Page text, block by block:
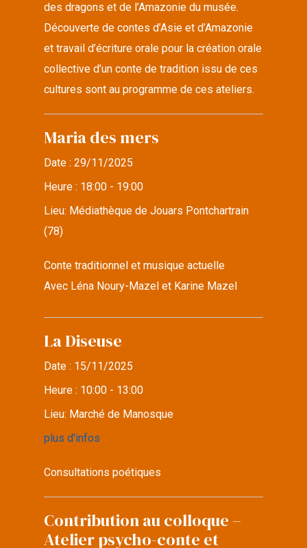
des dragons et de l’Amazonie du musée.
Découverte de contes d’Asie et d’Amazonie
et travail d’écriture orale pour la création orale
collective d’un conte de tradition issu de ces
cultures sont au programme de ces ateliers.
Maria des mers
Date :29/11/2025
Heure : 18:00 - 19:00
Lieu: Médiathèque de Jouars Pontchartrain
(78)
Conte traditionnel et musique actuelle
Avec Léna Noury-Mazel et Karine Mazel
La Diseuse
Date : 15/11/2025
Heure : 10:00 - 13:00
Lieu: Marché de Manosque
plus d'infos
Consultations poétiques
Contribution au colloque –
Atelier psycho-conte et